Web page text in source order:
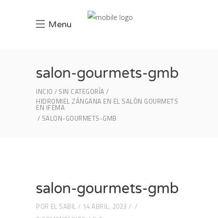
Menu
salon-gourmets-gmb
INCIO
SIN CATEGORÍA
HIDROMIEL ZÁNGANA EN EL SALÓN GOURMETS
EN IFEMA
SALON-GOURMETS-GMB
salon-gourmets-gmb
POR EL SABIL
14 ABRIL, 2023